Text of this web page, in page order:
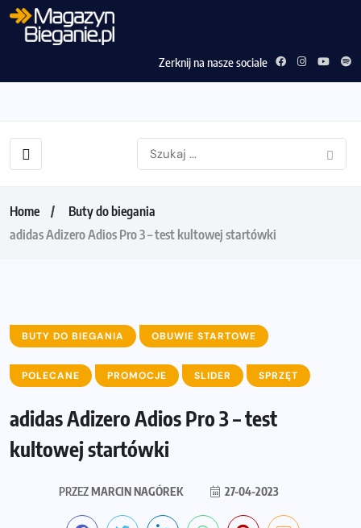
Zerknij na nasze sociale
Home
Buty do biegania
adidas Adizero Adios Pro 3 – test kultowej startówki
BUTY DO BIEGANIA OBUWIE STARTOWE
POLECANE PROMOCJE SLIDER SPRZĘT
adidas Adizero Adios Pro 3 – test
kultowej startówki
PRZEZMARCIN NAGÓREK 27-04-2023